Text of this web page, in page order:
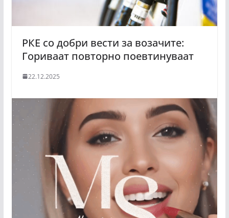
РКЕ со добри вести за возачите:
Гориваат повторно поевтинуваат
22.12.2025